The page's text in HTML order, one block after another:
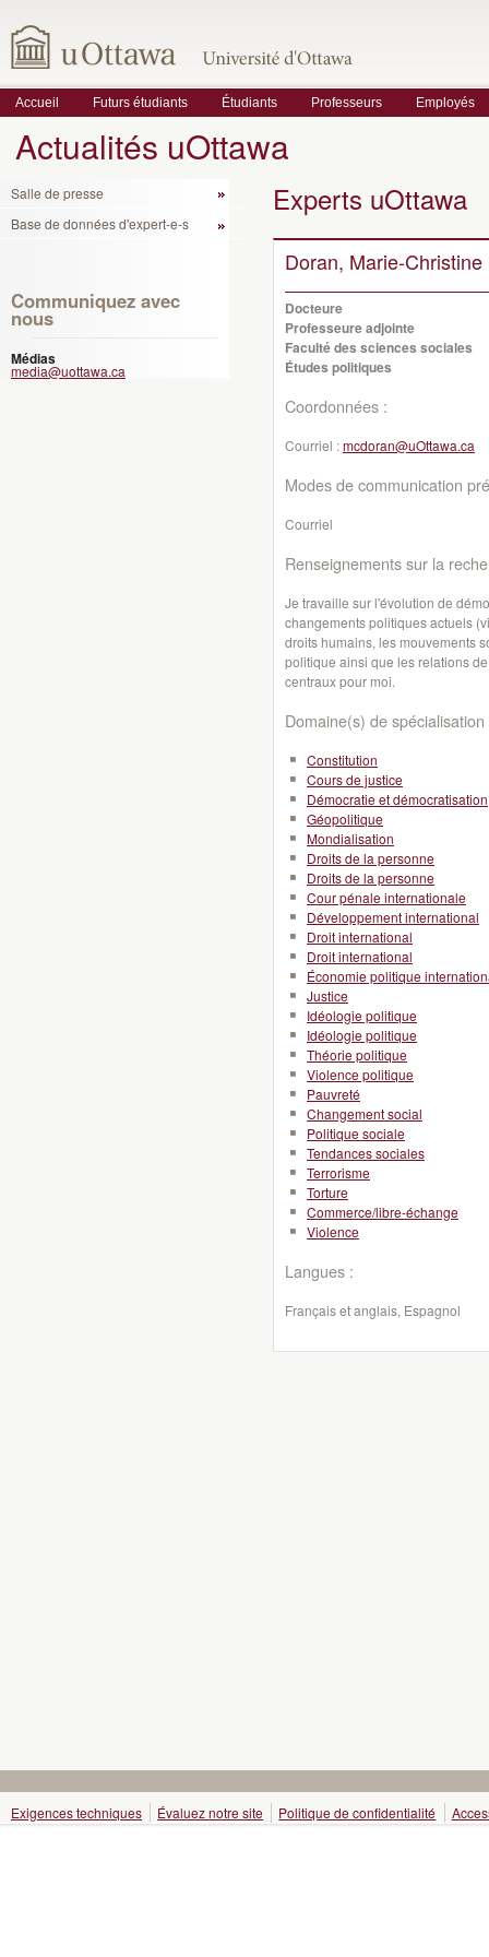
Accueil Futurs étudiants Étudiants Professeurs Employés
Actualités uOttawa
Salle de presse
Base de données d'expert-e-s
Communiquez avec
nous
Médias
media@uottawa.ca
Experts uOttawa
Doran, Marie-Christine
Docteure
Professeure adjointe
Faculté des sciences sociales
Études politiques
Coordonnées :
Courriel :mcdoran@uOttawa.ca
Modes de communication
Courriel
Renseignements sur la
Je travaille sur l'évolution de
changements politiques actuels
droits humains, les mouvements
politique ainsi que les relations
centraux pour moi.
Domaine(s) de spécialisation
Constitution
Cours de justice
Démocratie et démocratisation
Géopolitique
Mondialisation
Droits de la personne
Droits de la personne
Cour pénale internationale
Développement international
Droit international
Droit international
Économie politique
Justice
Idéologie politique
Idéologie politique
Théorie politique
Violence politique
Pauvreté
Changement social
Politique sociale
Tendances sociales
Terrorisme
Torture
Commerce/libre-échange
Violence
Langues :
Français et anglais, Espagnol
Exigences techniques Évaluez notre site Politique de confidentialité